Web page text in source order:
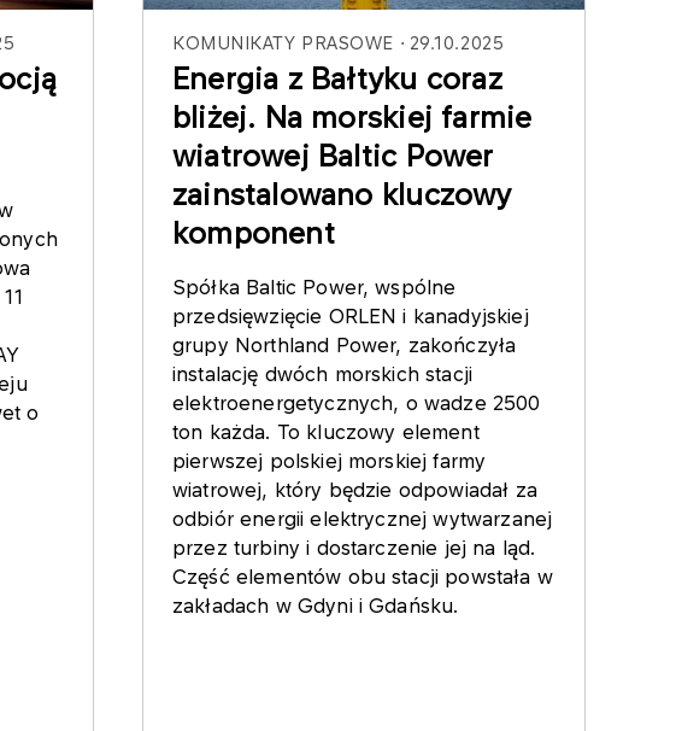
o
KOMUNIKATY PRASOWE 29.10.2025
Energia z Bałtyku coraz
bliżej. Na morskiej farmie
wiatrowej Baltic Power
zainstalowano kluczowy
komponent
Spółka Baltic Power, wspólne
przedsięwzięcie ORLEN i kanadyjskiej
grupy Northland Power, zakończyła
instalację dwóch morskich stacji
elektroenergetycznych, o wadze 2500
ton każda. To kluczowy element
pierwszej polskiej morskiej farmy
wiatrowej, który będzie odpowiadał za
odbiór energii elektrycznej wytwarzanej
przez turbiny i dostarczenie jej na ląd.
Część elementów obu stacji powstała w
zakładach w Gdyni i Gdańsku.